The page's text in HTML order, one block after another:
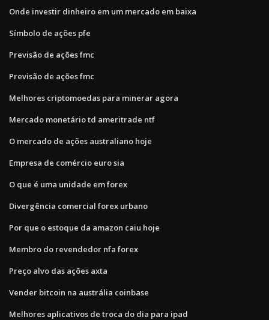
Onde investir dinheiro em um mercado em baixa
Símbolo de ações pfe
Previsão de ações fmc
Previsão de ações fmc
Melhores criptomoedas para minerar agora
Mercado monetário td ameritrade ntf
O mercado de ações australiano hoje
Empresa de comércio euro sia
O que é uma unidade em forex
Divergência comercial forex urbano
Por que o estoque da amazon caiu hoje
Membro do revendedor nfa forex
Preço alvo das ações axta
Vender bitcoin na austrália coinbase
Melhores aplicativos de troca do dia para ipad